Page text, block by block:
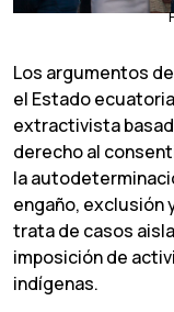
Los argumentos
el Estado
extractivista
derecho al
la
engaño, exclusión
trata de casos
imposición de
indígenas.